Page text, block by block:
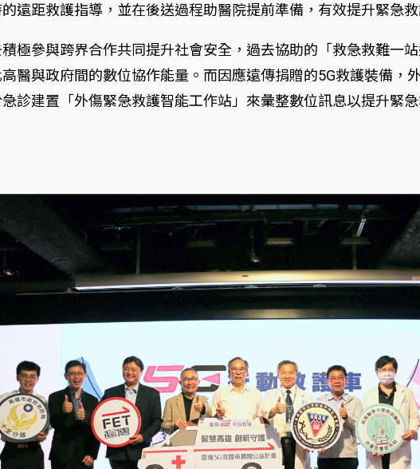
遠距救護指導，並在後送過程助醫院提前準備，有效提升緊急救
極參與跨界合作共同提升社會安全，過去協助的「救急救難一
醫與政府間的數位協作能量。而因應遠傳捐贈的5G救護裝備，
診建置「外傷緊急救護智能工作站」來彙整數位訊息以提升緊